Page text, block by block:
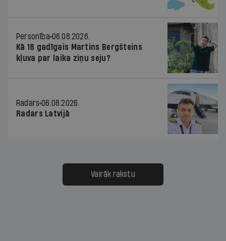
Personība 06.08.2026.
Kā 18 gadīgais Martins Bergšteins
kļuva par laika ziņu seju?
Radars 06.08.2026.
Radars Latvijā
Vairāk rakstu